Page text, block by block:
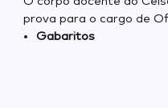
prova para o cargo de
Gabaritos